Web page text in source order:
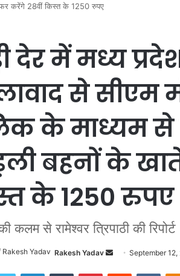
करेंगे 28वीं किस्त के 1250 रुपए
देर में मध्य
से सीएम
के माध्यम से
बहनों के
के 1250 रुपए
कलम से रामेश्वर त्रिपाठी की रिपोर्ट
Rakesh Yadav September 12,